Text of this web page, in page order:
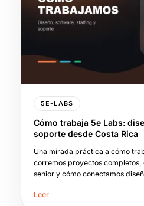
5E-LABS
Cómo trabaja 5e Labs:
soporte desde Costa Rica
Una mirada práctica a cómo
corremos proyectos completos,
senior y cómo conectamos
Leer